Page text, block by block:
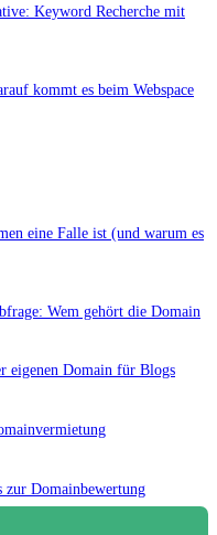
Keyword Recherche mit
kommt es beim Webspace
eine Falle ist (und warum es
Wem gehört die Domain
eigenen Domain für Blogs
zur Domainbewertung